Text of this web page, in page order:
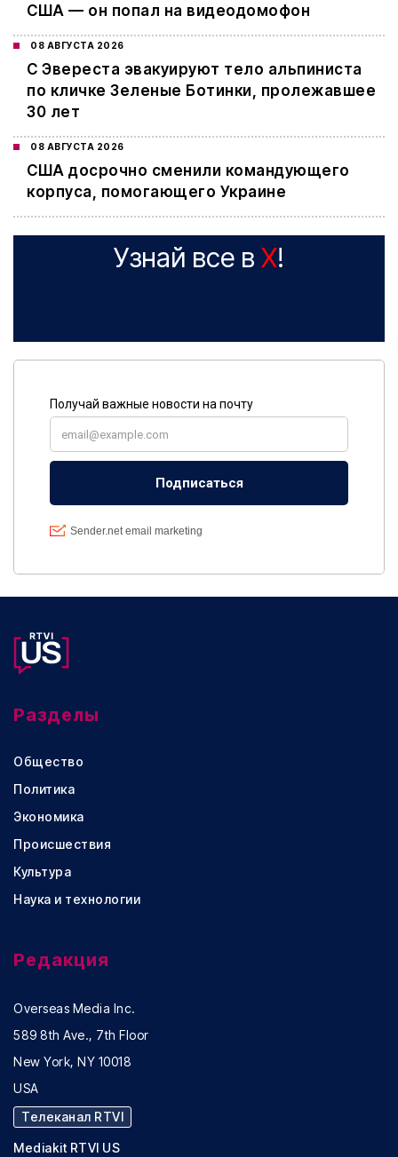
США — он попал на видеодомофон
08 АВГУСТА 2026
С Эвереста эвакуируют тело альпиниста
по кличке Зеленые Ботинки, пролежавшее
30 лет
08 АВГУСТА 2026
США досрочно сменили командующего
корпуса, помогающего Украине
Узнай все в X!
Разделы
Общество
Политика
Экономика
Происшествия
Культура
Наука и технологии
Редакция
Overseas Media Inc.
589 8th Ave., 7th Floor
New York, NY 10018
USA
Телеканал RTVI
Mediakit RTVI US